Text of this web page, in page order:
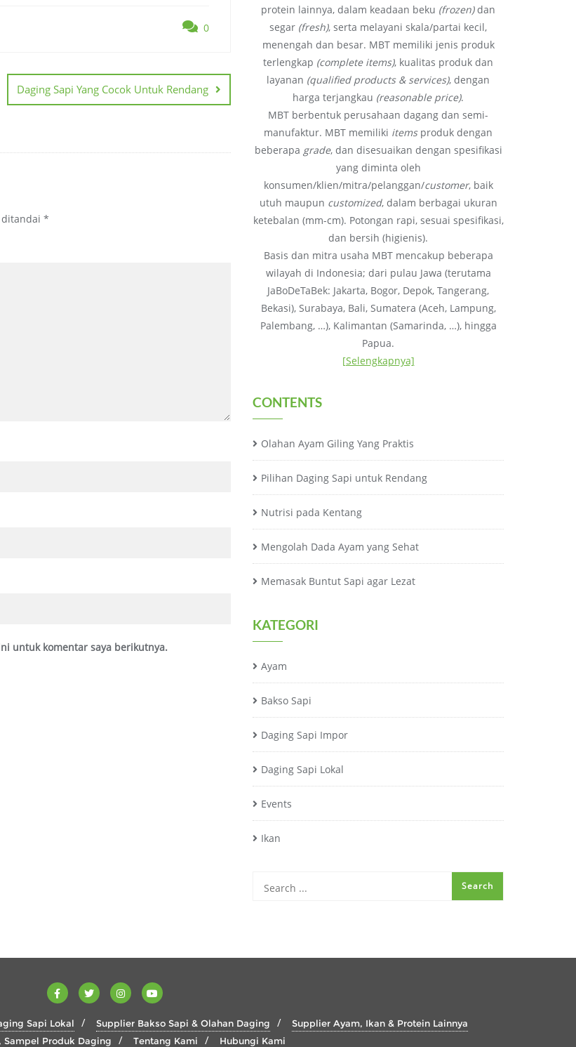
0
Daging Sapi Yang Cocok Untuk Rendang
ditandai *
untuk komentar saya berikutnya.
protein lainnya, dalam keadaan beku (frozen)dan
segar (fresh), serta melayani skala/partai kecil,
menengah dan besar. MBT memiliki jenis produk
terlengkap (complete items), kualitas produk dan
layanan (qualified products & services), dengan
harga terjangkau (reasonable price).
MBT berbentuk perusahaan dagang dan semi-
manufaktur. MBT memiliki itemsproduk dengan
beberapa grade, dan disesuaikan dengan spesifikasi
yang diminta oleh
konsumen/klien/mitra/pelanggan/customer, baik
utuh maupun customized, dalam berbagai ukuran
ketebalan (mm-cm). Potongan rapi, sesuai spesifikasi,
dan bersih (higienis).
Basis dan mitra usaha MBT mencakup beberapa
wilayah di Indonesia; dari pulau Jawa (terutama
JaBoDeTaBek: Jakarta, Bogor, Depok, Tangerang,
Bekasi), Surabaya, Bali, Sumatera (Aceh, Lampung,
Palembang, …), Kalimantan (Samarinda, …), hingga
Papua.
[Selengkapnya]
CONTENTS
Olahan Ayam Giling Yang Praktis
Pilihan Daging Sapi untuk Rendang
Nutrisi pada Kentang
Mengolah Dada Ayam yang Sehat
Memasak Buntut Sapi agar Lezat
KATEGORI
Ayam
Bakso Sapi
Daging Sapi Impor
Daging Sapi Lokal
Events
Ikan
Sapi Lokal Supplier Bakso Sapi & Olahan Daging
Supplier Ayam, Ikan & Protein Lainnya
Sampel Produk Daging
Tentang Kami Hubungi Kami